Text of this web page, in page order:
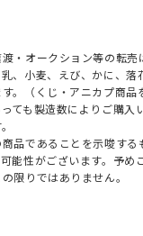
・オークション等の転売
小麦、えび、かに、
。（くじ・アニカプ商品
も製造数によりご購入
品であることを示唆する
能性がございます。予め
限りではありません。